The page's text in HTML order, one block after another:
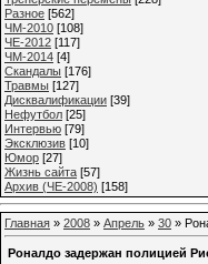
Разное [562]
ЧМ-2010 [108]
ЧЕ-2012 [117]
ЧМ-2014 [4]
Cкандалы [176]
Травмы [127]
Дисквалификации [39]
Нефутбол [25]
Интервью [79]
Эксклюзив [10]
Юмор [27]
Жизнь сайта [57]
Архив (ЧЕ-2008) [158]
Главная » 2008 » Апрель » 30 »
Роналдо задержан полицией